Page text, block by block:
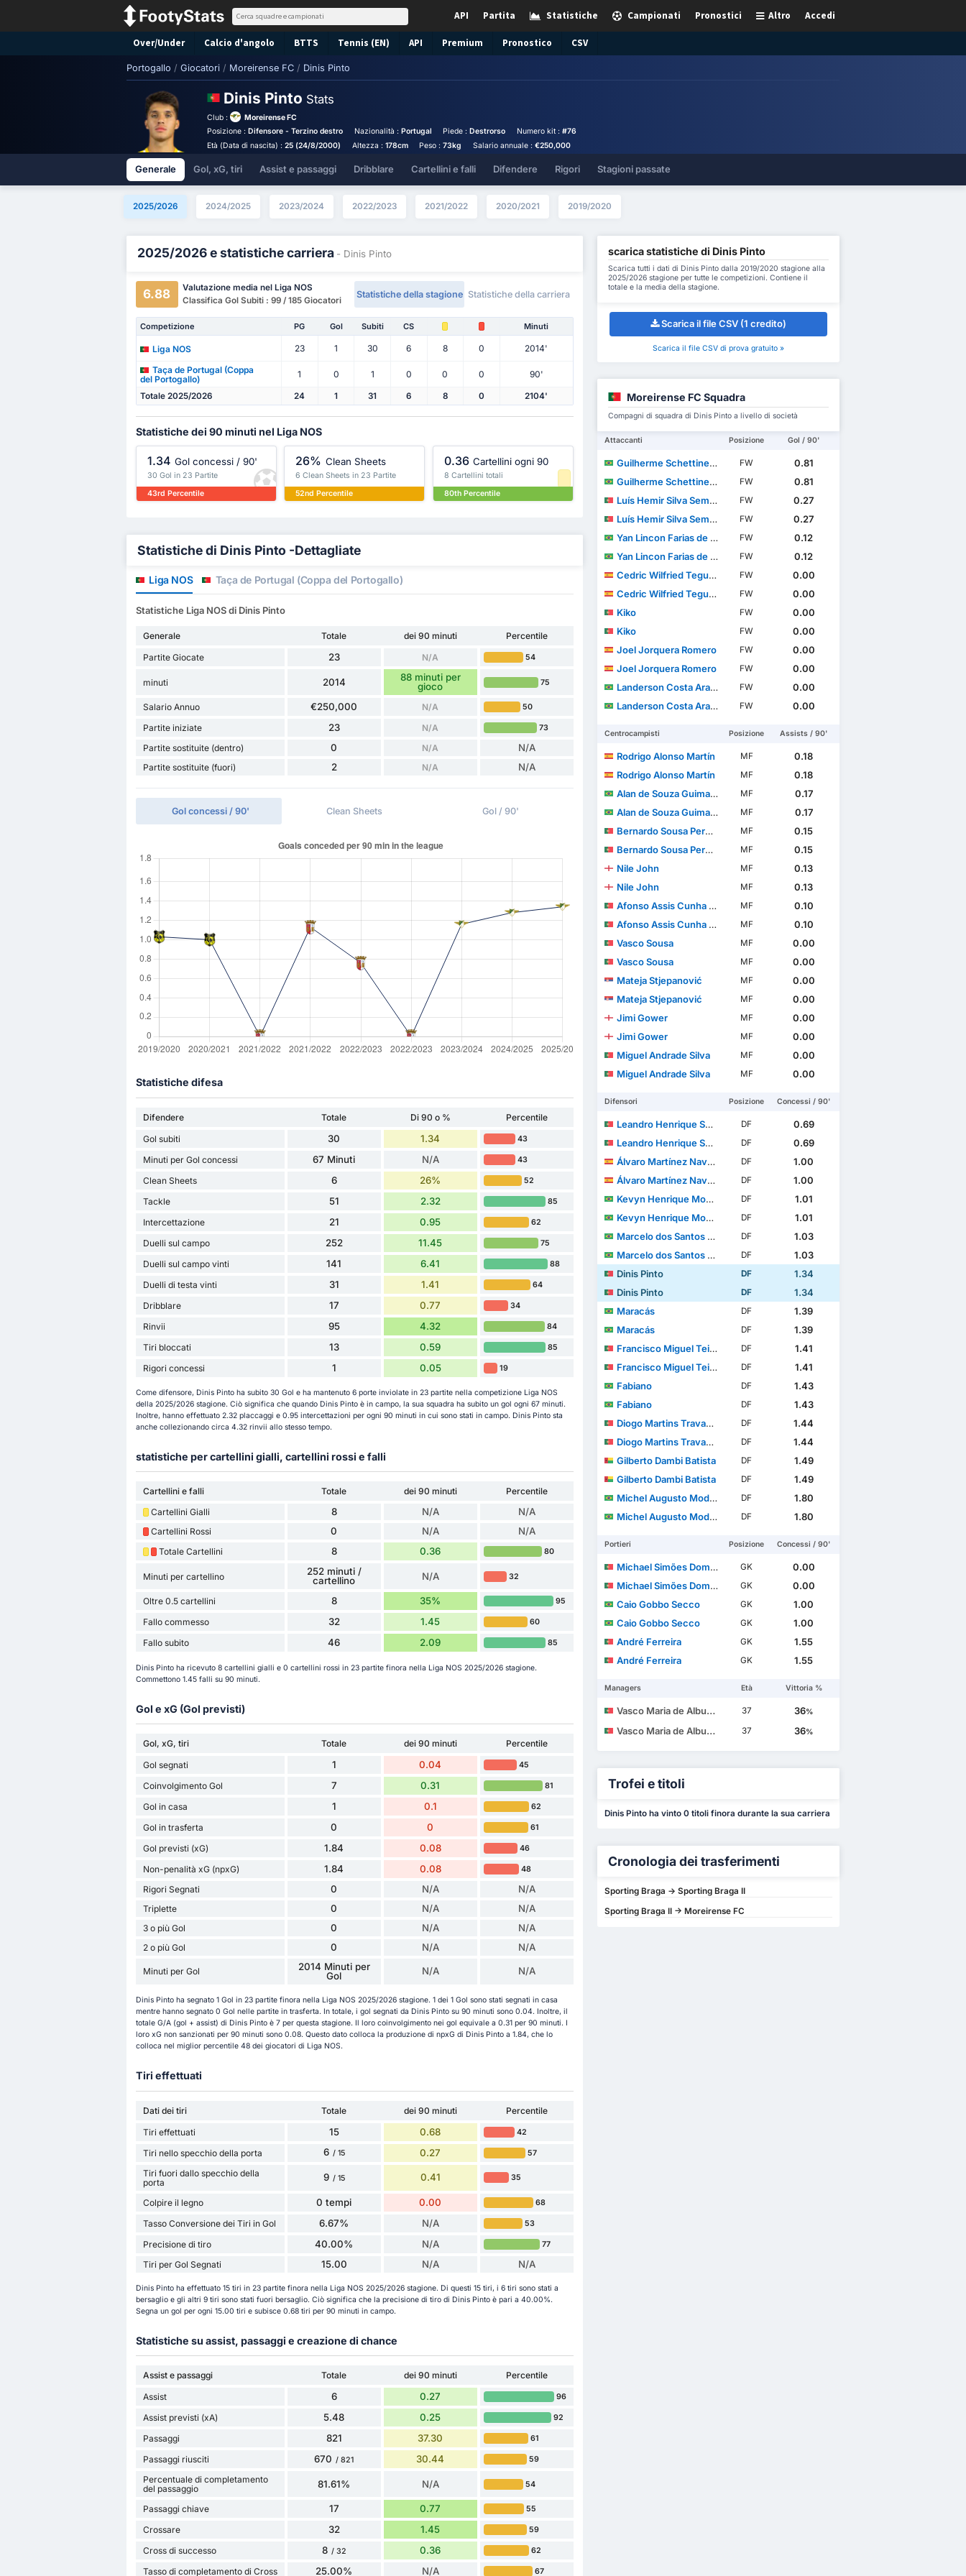
Accedi
Altro
Pronostici
Campionati
Statistiche
Partita
API
Over/Under Calcio d'angolo BTTS Tennis (EN) API Premium Pronostico CSV
Portogallo / Giocatori / Moreirense FC / Dinis Pinto
Dinis Pinto Stats
Club :
Moreirense FC
Posizione :Difensore - Terzino destro Nazionalità : Portugal Piede :Destrorso Numero kit : #76
Età (Data di nascita) :25 (24/8/2000) Altezza : 178cm Peso :73kg Salario annuale : €250,000
Generale Gol, xG, tiri Assist e passaggi Dribblare Cartellini e falli Difendere Rigori Stagioni passate
2025/2026 2024/2025 2023/2024 2022/2023 2021/2022 2020/2021 2019/2020
2025/2026 e statistiche carriera - Dinis Pinto
6.88
Valutazione media nel Liga NOS
Classifica Gol Subiti : 99 / 185 Giocatori
Statistiche della stagione Statistiche della carriera
Competizione PG Gol Subiti CS Minuti
Liga NOS 23 1 30 6 8 0
2014'
Taça de Portugal (Coppa
del Portogallo)
1 0 1 0 0 0 90'
Totale 2025/2026 24 1 31 6 8 0 2104'
Statistiche dei 90 minuti nel Liga NOS
1.34 Gol concessi / 90'
30 Gol in 23 Partite
43rd Percentile
26% Clean Sheets
6 Clean Sheets in 23 Partite
52nd Percentile
0.36 Cartellini ogni 90
8 Cartellini totali
80th Percentile
Statistiche di Dinis Pinto -Dettagliate
Liga NOS Taça de Portugal (Coppa del Portogallo)
Statistiche Liga NOS di Dinis Pinto
Generale Totale dei 90 minuti
Percentile
Partite Giocate
23 N/A 54
minuti 2014
88 minuti per
gioco
75
Salario Annuo €250,000 N/A 50
Partite iniziate 23 N/A 73
Partite sostituite (dentro) 0 N/A N/A
Partite sostituite (fuori) 2 N/A N/A
Gol concessi / 90' Clean Sheets Gol / 90'
Statistiche difesa
Difendere Totale Di 90 o %
Percentile
Gol subiti
30 1.34 43
Minuti per Gol concessi 67 Minuti N/A 43
Clean Sheets 6 26% 52
Tackle 51 2.32 85
Intercettazione 21 0.95 62
Duelli sul campo 252 11.45 75
Duelli sul campo vinti 141 6.41 88
Duelli di testa vinti 31 1.41 64
Dribblare 17 0.77 34
Rinvii 95 4.32 84
Tiri bloccati 13 0.59 85
Rigori concessi 1 0.05 19
Come difensore, Dinis Pinto ha subito 30 Gol e ha mantenuto 6 porte inviolate in 23 partite nella competizione Liga NOS
della 2025/2026 stagione. Ciò significa che quando Dinis Pinto è in campo, la sua squadra ha subito un gol ogni 67 minuti.
Inoltre, hanno effettuato 2.32 placcaggi e 0.95 intercettazioni per ogni 90 minuti in cui sono stati in campo. Dinis Pinto sta
anche collezionando circa 4.32 rinvii allo stesso tempo.
statistiche per cartellini gialli, cartellini rossi e falli
Cartellini e falli Totale dei 90 minuti
Percentile
Cartellini Gialli
8 N/A N/A
Cartellini Rossi 0 N/A N/A
Totale Cartellini 8 0.36 80
Minuti per cartellino
252 minuti /
cartellino
N/A 32
Oltre 0.5 cartellini 8 35% 95
Fallo commesso 32 1.45 60
Fallo subito 46 2.09 85
Dinis Pinto ha ricevuto 8 cartellini gialli e 0 cartellini rossi in 23 partite finora nella Liga NOS 2025/2026 stagione.
Commettono 1.45 falli su 90 minuti.
Gol e xG (Gol previsti)
Gol, xG, tiri Totale dei 90 minuti
Percentile
Gol segnati
1 0.04 45
Coinvolgimento Gol 7 0.31 81
Gol in casa 1 0.1 62
Gol in trasferta 0 0 61
Gol previsti (xG) 1.84 0.08 46
Non-penalità xG (npxG) 1.84 0.08 48
Rigori Segnati 0 N/A N/A
Triplette 0 N/A N/A
3 o più Gol 0 N/A N/A
2 o più Gol 0 N/A N/A
Minuti per Gol
2014 Minuti per
Gol
N/A N/A
Dinis Pinto ha segnato 1 Gol in 23 partite finora nella Liga NOS 2025/2026 stagione. 1 dei 1 Gol sono stati segnati in casa
mentre hanno segnato 0 Gol nelle partite in trasferta. In totale, i gol segnati da Dinis Pinto su 90 minuti sono 0.04. Inoltre, il
totale G/A (gol + assist) di Dinis Pinto è 7 per questa stagione. Il loro coinvolgimento nei gol equivale a 0.31 per 90 minuti. I
loro xG non sanzionati per 90 minuti sono 0.08. Questo dato colloca la produzione di npxG di Dinis Pinto a 1.84, che lo
colloca nel miglior percentile 48 dei giocatori di Liga NOS.
Tiri effettuati
Dati dei tiri Totale dei 90 minuti
Percentile
Tiri effettuati
15 0.68 42
Tiri nello specchio della porta 6 / 15 0.27 57
Tiri fuori dallo specchio della
porta
9 / 15 0.41 35
Colpire il legno 0 tempi 0.00 68
Tasso Conversione dei Tiri in Gol 6.67% N/A 53
Precisione di tiro 40.00% N/A 77
Tiri per Gol Segnati 15.00 N/A N/A
Dinis Pinto ha effettuato 15 tiri in 23 partite finora nella Liga NOS 2025/2026 stagione. Di questi 15 tiri, i 6 tiri sono stati a
bersaglio e gli altri 9 tiri sono stati fuori bersaglio. Ciò significa che la precisione di tiro di Dinis Pinto è pari a 40.00%.
Segna un gol per ogni 15.00 tiri e subisce 0.68 tiri per 90 minuti in campo.
Statistiche su assist, passaggi e creazione di chance
Assist e passaggi Totale dei 90 minuti
Percentile
Assist
6 0.27 96
Assist previsti (xA) 5.48 0.25 92
Passaggi 821 37.30 61
Passaggi riusciti 670 / 821 30.44 59
Percentuale di completamento
del passaggio
81.61% N/A 54
Passaggi chiave 17 0.77 55
Crossare 32 1.45 59
Cross di successo 8 / 32 0.36 62
Tasso di completamento di Cross 25.00% N/A 67
scarica statistiche di Dinis Pinto
Scarica tutti i dati di Dinis Pinto dalla 2019/2020 stagione alla
2025/2026 stagione per tutte le competizioni. Contiene il
totale e la media della stagione.
Scarica il file CSV (1 credito)
Scarica il file CSV di prova gratuito »
Moreirense FC Squadra
Compagni di squadra di Dinis Pinto a livello di società
Attaccanti Posizione Gol / 90'
Guilherme Schettine Guimarães FW
0.81
Guilherme Schettine Guimarães
FW
0.81
Luís Hemir Silva Semedo
FW
0.27
Luís Hemir Silva Semedo
FW
0.27
Yan Lincon Farias de Sousa
FW
0.12
Yan Lincon Farias de Sousa
FW
0.12
Cedric Wilfried Teguia Noubi
FW
0.00
Cedric Wilfried Teguia Noubi
FW
0.00
Kiko
FW
0.00
Kiko
FW
0.00
Joel Jorquera Romero
FW
0.00
Joel Jorquera Romero
FW
0.00
Landerson Costa Araujo
FW
0.00
Landerson Costa Araujo
FW 0.00
Centrocampisti Posizione Assists / 90'
Rodrigo Alonso Martín MF
0.18
Rodrigo Alonso Martín
MF
0.18
Alan de Souza Guimarães
MF
0.17
Alan de Souza Guimarães
MF
0.17
Bernardo Sousa Pereira Brites Martins
MF
0.15
Bernardo Sousa Pereira Brites Martins
MF
0.15
Nile John
MF
0.13
Nile John
MF
0.13
Afonso Assis Cunha Almeida
MF
0.10
Afonso Assis Cunha Almeida
MF
0.10
Vasco Sousa
MF
0.00
Vasco Sousa
MF
0.00
Mateja Stjepanović
MF
0.00
Mateja Stjepanović
MF
0.00
Jimi Gower
MF
0.00
Jimi Gower
MF
0.00
Miguel Andrade Silva
MF
0.00
Miguel Andrade Silva
MF 0.00
Difensori Posizione Concessi / 90'
Leandro Henrique Sousa Santos DF
0.69
Leandro Henrique Sousa Santos
DF
0.69
Álvaro Martínez Navarro
DF
1.00
Álvaro Martínez Navarro
DF
1.00
Kevyn Henrique Monteiro de Souza
DF
1.01
Kevyn Henrique Monteiro de Souza
DF
1.01
Marcelo dos Santos Ferreira
DF
1.03
Marcelo dos Santos Ferreira
DF
1.03
Dinis Pinto
DF
1.34
Dinis Pinto
DF
1.34
Maracás
DF
1.39
Maracás
DF
1.39
Francisco Miguel Teixeira Domingues
DF
1.41
Francisco Miguel Teixeira Domingues
DF
1.41
Fabiano
DF
1.43
Fabiano
DF
1.43
Diogo Martins Travassos
DF
1.44
Diogo Martins Travassos
DF
1.44
Gilberto Dambi Batista
DF
1.49
Gilberto Dambi Batista
DF
1.49
Michel Augusto Modesto Rafael dos Santos
DF
1.80
Michel Augusto Modesto Rafael dos Santos
DF 1.80
Portieri Posizione Concessi / 90'
Michael Simões Domingues GK
0.00
Michael Simões Domingues
GK
0.00
Caio Gobbo Secco
GK
1.00
Caio Gobbo Secco
GK
1.00
André Ferreira
GK
1.55
André Ferreira
GK 1.55
Managers Età Vittoria %
Vasco Maria de Albuquerque Botelho da Costa 37 36%
Vasco Maria de Albuquerque Botelho da Costa 37 36%
Trofei e titoli
Dinis Pinto ha vinto 0 titoli finora durante la sua carriera
Cronologia dei trasferimenti
Sporting Braga -> Sporting Braga II
Sporting Braga II -> Moreirense FC